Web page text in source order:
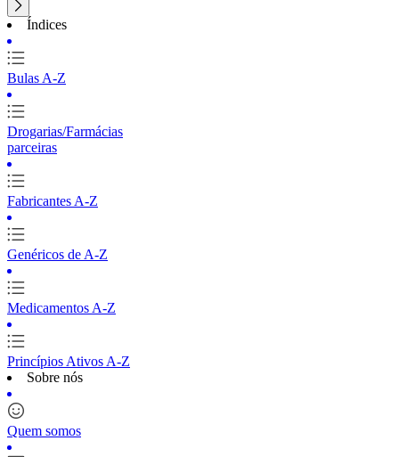
Índices
Bulas A-Z
Drogarias/Farmácias
parceiras
Fabricantes A-Z
Genéricos de A-Z
Medicamentos A-Z
Princípios Ativos A-Z
Sobre nós
Quem somos